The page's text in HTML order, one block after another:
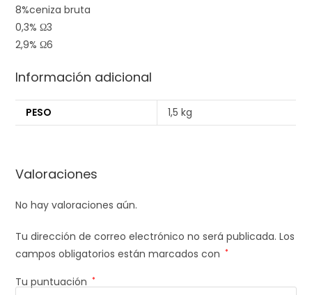
8%ceniza bruta
0,3%Ω3
2,9%Ω6
Información adicional
PESO 1,5 kg
Valoraciones
No hay valoraciones aún.
Tu dirección de correo electrónico no será publicada. Los
campos obligatorios están marcados con *
Tu puntuación *